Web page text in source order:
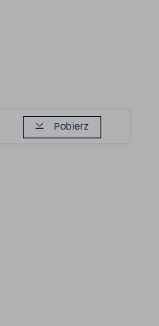
Pobierz